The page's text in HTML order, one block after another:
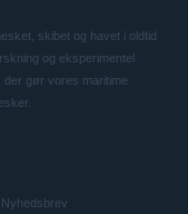
skibet og havet i oldtid
og eksperimentel
gør vores maritime